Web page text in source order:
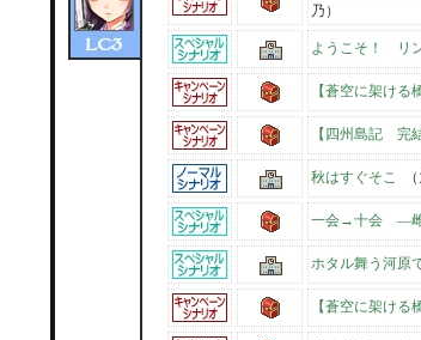
乃）
ようこそ！ リ
【蒼空に架け
【四州島記 完
秋はすぐそこ （
一会→十会 —
ホタル舞う河原
【蒼空に架け